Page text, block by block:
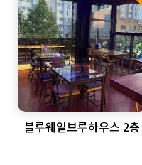
블루웨일브루하우스 2층